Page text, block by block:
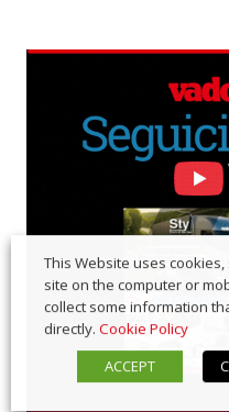
This Website uses
site on the computer or
collect some information
directly. Cookie Policy
ACCEPT